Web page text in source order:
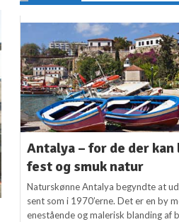
Antalya – for de der kan
fest og smuk natur
Naturskønne Antalya begyndte at
sent som i 1970’erne. Det er en by
enestående og malerisk blanding af